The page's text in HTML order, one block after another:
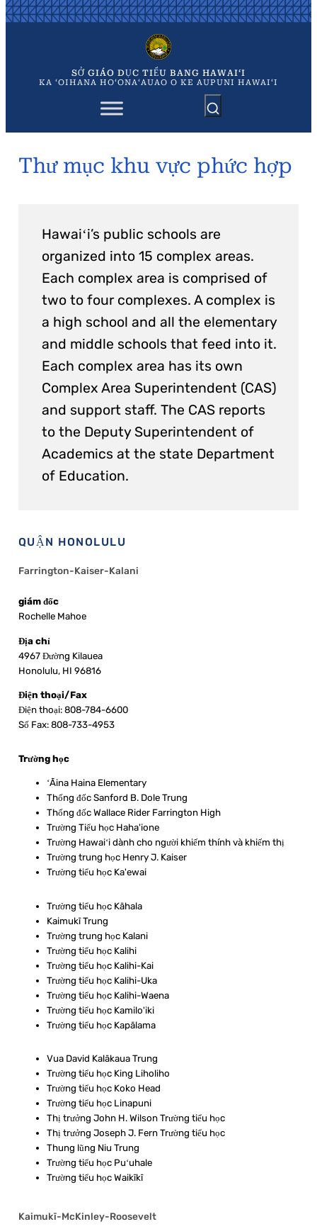
Chuyển
đến
SỞ GIÁO DỤC TIỂU BANG HAWAIʻI
KA ʻOIHANA HOʻONAʻAUAO O KE AUPUNI HAWAIʻI
Thư mục khu vực phức hợp
Hawaiʻi’s public schools are
organized into 15 complex areas.
Each complex area is comprised of
two to four complexes. A complex is
a high school and all the elementary
and middle schools that feed into it.
Each complex area has its own
Complex Area Superintendent (CAS)
and support staff. The CAS reports
to the Deputy Superintendent of
Academics at the state Department
of Education.
QUẬN HONOLULU
Farrington-Kaiser-Kalani
giám đốc
Rochelle Mahoe
Địa chỉ
4967 Đường Kilauea
Honolulu, HI 96816
Điện thoại/Fax
Điện thoại: 808-784-6600
Số Fax: 808-733-4953
Trường học
ʻĀina Haina Elementary
Thống đốc Sanford B. Dole Trung
Thống đốc Wallace Rider Farrington High
Trường Tiểu học Haha'ione
Trường Hawaiʻi dành cho người khiếm thính và khiếm thị
Trường trung học Henry J. Kaiser
Trường tiểu học Ka'ewai
Trường tiểu học Kāhala
Kaimukī Trung
Trường trung học Kalani
Trường tiểu học Kalihi
Trường tiểu học Kalihi-Kai
Trường tiểu học Kalihi-Uka
Trường tiểu học Kalihi-Waena
Trường tiểu học Kamilo'iki
Trường tiểu học Kapālama
Vua David Kalākaua Trung
Trường tiểu học King Liholiho
Trường tiểu học Koko Head
Trường tiểu học Linapuni
Thị trưởng John H. Wilson Trường tiểu học
Thị trưởng Joseph J. Fern Trường tiểu học
Thung lũng Niu Trung
Trường tiểu học Puʻuhale
Trường tiểu học Waikīkī
Kaimukī-McKinley-Roosevelt